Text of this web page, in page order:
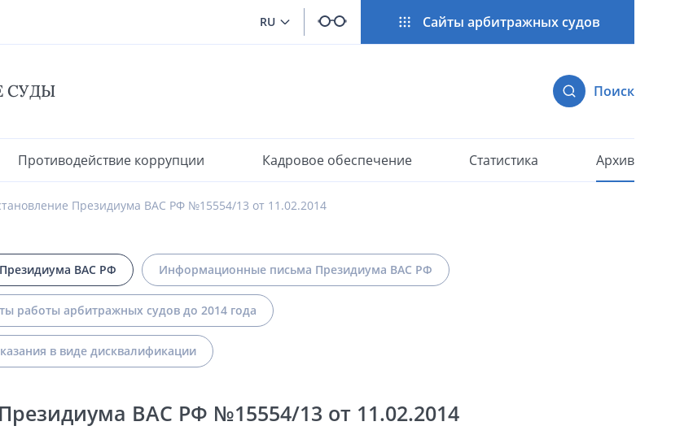
RU Сайты арбитражных судов
СУДЫ Поиск
Противодействие коррупции Кадровое обеспечение Статистика Архив
Президиума ВАС РФ №15554/13 от 11.02.2014
ВАС РФ Информационные письма Президиума ВАС РФ
работы арбитражных судов до 2014 года
в виде дисквалификации
ВАС РФ №15554/13 от 11.02.2014